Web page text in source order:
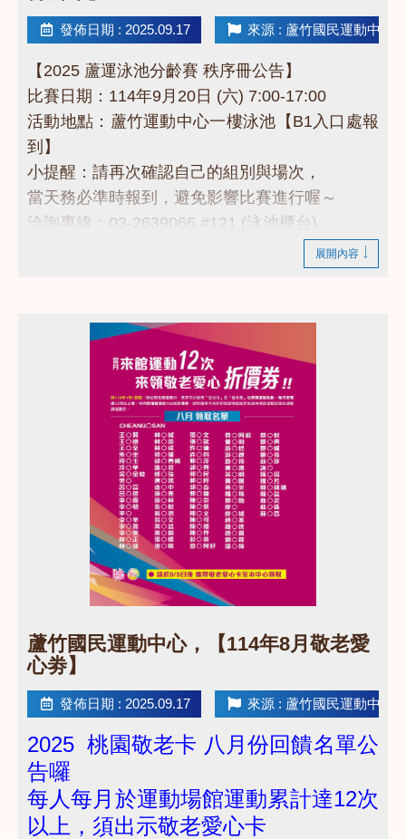
發佈日期 : 2025.09.17 來源 : 蘆竹國民運動中心
【2025 蘆運泳池分齡賽 秩序冊公告】
比賽日期：114年9月20日 (六) 7:00-17:00
活動地點：蘆竹運動中心一樓泳池【B1入口處報
到】
小提醒：請再次確認自己的組別與場次，
當天務必準時報到，避免影響比賽進行喔～
洽詢專線：03-2639066 #121 (泳池櫃台)
usp=drive_link
------------------------------------------
若有相關問題，請不吝撥打03-2639066 #121!
展開內容
​蘆竹國民運動中心，【114年8月敬老愛
心劵】
發佈日期 : 2025.09.17 來源 : 蘆竹國民運動中心
2025 桃園敬老卡 八月份回饋名單公
告囉
每人每月於運動場館運動累計達12次
以上，須出示敬老愛心卡